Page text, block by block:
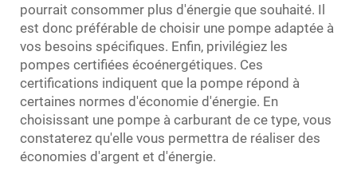
pourrait consommer plus d'énergie que souhaité. Il
est donc préférable de choisir une pompe adaptée à
vos besoins spécifiques. Enfin, privilégiez les
pompes certifiées écoénergétiques. Ces
certifications indiquent que la pompe répond à
certaines normes d'économie d'énergie. En
choisissant une pompe à carburant de ce type, vous
constaterez qu'elle vous permettra de réaliser des
économies d'argent et d'énergie.